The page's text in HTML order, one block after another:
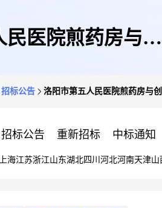
民医院煎药房与创
标公告 洛阳市第五人民医院煎药房与
招标公告 重新招标 中标通知
上海江苏浙江山东湖北四川 河北河南天津山